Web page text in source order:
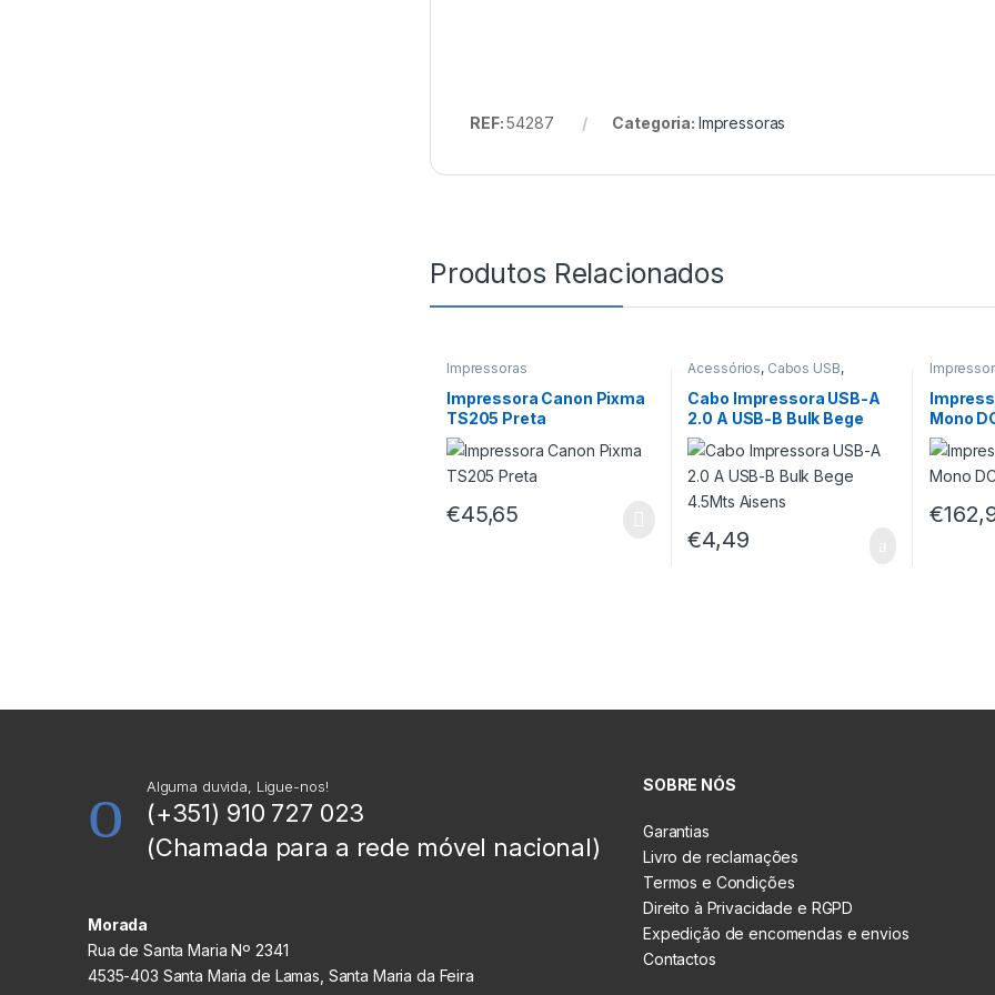
REF:54287 Categoria: Impressoras
Produtos Relacionados
Impressoras
Impressora Canon Pixma
TS205 Preta
€45,65
Acessórios, Cabos USB,
Cabo Impressora USB-A
2.0 A USB-B Bulk Bege
4.5Mts Aisens
€4,49
Mono
€
Alguma duvida, Ligue-nos!
(+351) 910 727 023
(Chamada para a rede móvel nacional)
Morada
Rua de Santa Maria Nº 2341
4535-403 Santa Maria de Lamas, Santa Maria da Feira
SOBRE NÓS
Garantias
Livro de reclamações
Termos e Condições
Direito à Privacidade e RGPD
Expedição de encomendas e envios
Contactos